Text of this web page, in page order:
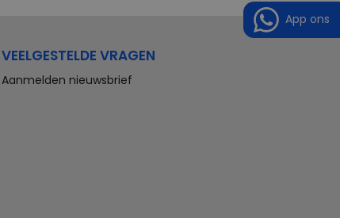
VEELGESTELDE VRAGEN
Aanmelden nieuwsbrief
App ons